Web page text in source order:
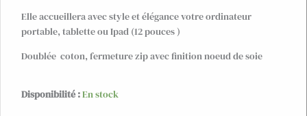
Elle accueillera avec style et élégance votre ordinateur
portable, tablette ou Ipad (12 pouces )
Doublée coton, fermeture zip avec finition noeud de soie
Disponibilité :En stock
quantité